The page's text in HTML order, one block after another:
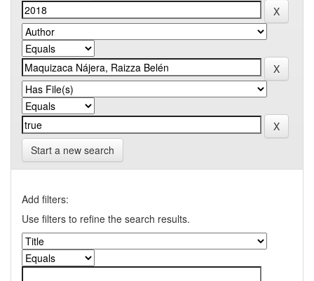
Start a new search
Add filters:
Use filters to refine the search results.